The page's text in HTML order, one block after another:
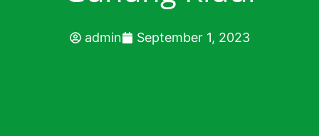
admin September 1, 2023